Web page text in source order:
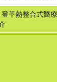
登革熱整合式醫